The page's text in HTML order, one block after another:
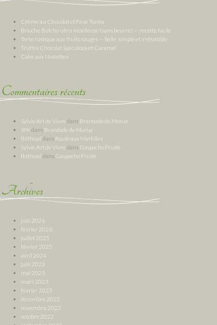
Crème au Chocolat et Fève Tonka
Brioche Butchy ultra moelleuse (sans beurre) — recette facile
Tarte rustique aux fruits rouges — belle, simple et irrésistible
Truffes Chocolat Spéculoos et Caramel
Cake aux Noisettes
Commentaires récents
Sylvie Art de Vivre dans Brandade de Morue
JPK dans Brandade de Morue
thithoad dans Roulé aux Myrtilles
Sylvie Art de Vivre dans Gaspacho Fruité
thithoad dans Gaspacho Fruité
Archives
juin 2026
février 2026
juillet 2025
février 2025
avril 2024
juin 2023
mai 2023
mars 2023
février 2023
décembre 2022
novembre 2022
octobre 2022